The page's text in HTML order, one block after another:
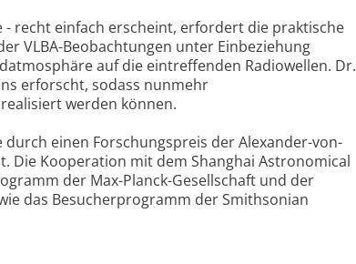
recht einfach erscheint, erfordert die praktische
VLBA-Beobachtungen unter Einbeziehung
auf die eintreffenden Radiowellen. Dr.
erforscht, sodass nunmehr
werden können.
einen Forschungspreis der Alexander-von-
Die Kooperation mit dem Shanghai Astronomical
der Max-Planck-Gesellschaft und der
das Besucherprogramm der Smithsonian